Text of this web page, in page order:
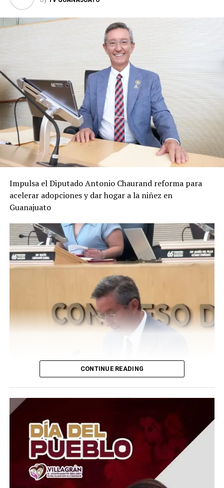
En la misma sesión, el organismo electoral también
recibió informes mensuales y trimestrales sobre
quejas y denuncias, sanciones administrativas, situación
financiera, actividades operativas y funciones de
Oficialía Electoral, como parte de sus mecanismos de
rendición de cuentas.
ADVERTISEMENT
Impulsa el Diputado Antonio Chaurand reforma para
acelerar adopciones y dar hogar a la niñez en
Guanajuato
CONTINUE READING